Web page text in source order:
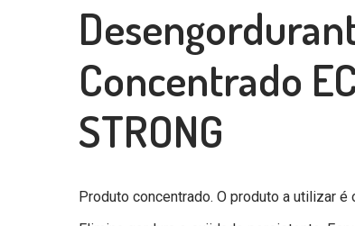
Concentrado
STRONG
Produto concentrado. O produto a utilizar